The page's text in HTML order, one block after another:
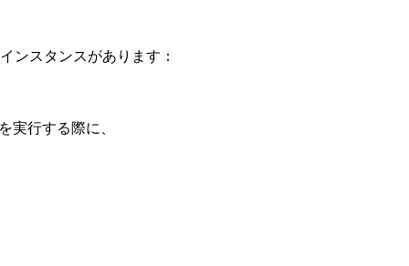
ンスタンスがあります：
実行する際に、